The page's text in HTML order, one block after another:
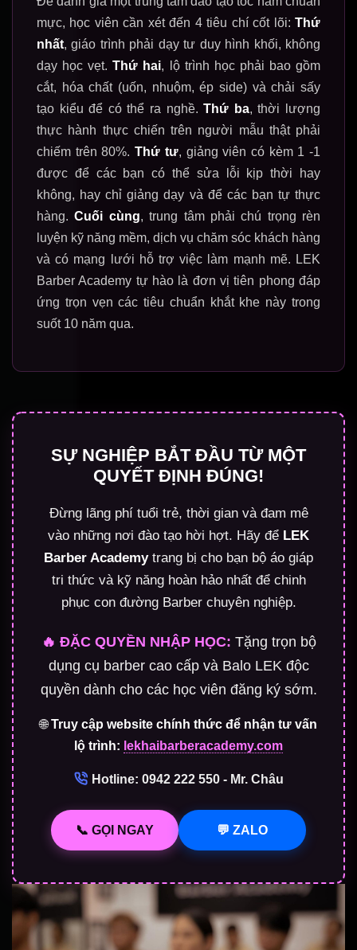
mực, học viên cần xét đến 4 tiêu chí cốt lõi: Thứ
nhất, giáo trình phải dạy tư duy hình khối, không
dạy học vẹt.Thứ hai, lộ trình học phải bao gồm
cắt, hóa chất (uốn, nhuộm, ép side) và chải sấy
tạo kiểu để có thể ra nghề.Thứ ba, thời lượng
thực hành thực chiến trên người mẫu thật phải
chiếm trên 80%.Thứ tư, giảng viên có kèm 1 -1
được để các bạn có thể sửa lỗi kịp thời hay
không, hay chỉ giảng dạy và để các bạn tự thực
hàng.Cuối cùng, trung tâm phải chú trọng rèn
luyện kỹ năng mềm, dịch vụ chăm sóc khách hàng
và có mạng lưới hỗ trợ việc làm mạnh mẽ. LEK
Barber Academy tự hào là đơn vị tiên phong đáp
ứng trọn vẹn các tiêu chuẩn khắt khe này trong
suốt 10 năm qua.
SỰ NGHIỆP BẮT ĐẦU TỪ MỘT
QUYẾT ĐỊNH ĐÚNG!
Đừng lãng phí tuổi trẻ, thời gian và đam mê
vào những nơi đào tạo hời hợt. Hãy để LEK
Barber Academytrang bị cho bạn bộ áo giáp
tri thức và kỹ năng hoàn hảo nhất để chinh
phục con đường Barber chuyên nghiệp.
🔥 ĐẶC QUYỀN NHẬP HỌC: Tặng trọn bộ
dụng cụ barber cao cấp và Balo LEK độc
quyền dành cho các học viên đăng ký sớm.
🌐Truy cập website chính thức để nhận tư vấn
lộ trình: lekhaibarberacademy.com
Hotline: 0942 222 550 - Mr. Châu
📞 GỌI NGAY 💬 ZALO